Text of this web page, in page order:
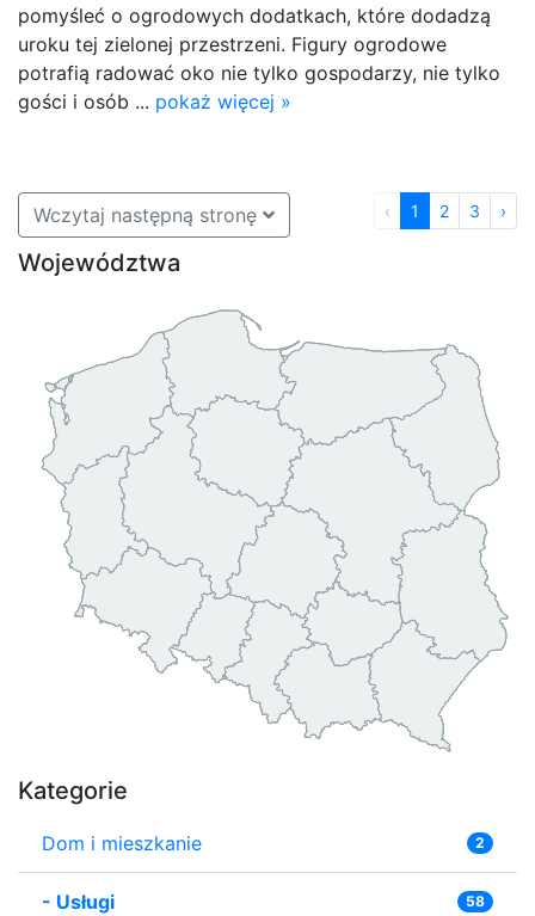
pomyśleć o ogrodowych dodatkach, które dodadzą
uroku tej zielonej przestrzeni. Figury ogrodowe
potrafią radować oko nie tylko gospodarzy, nie tylko
gości i osób ... pokaż więcej »
Wczytaj następną stronę ‹ 1 2 3 ›
Województwa
Kategorie
Dom i mieszkanie 2
- Usługi 58